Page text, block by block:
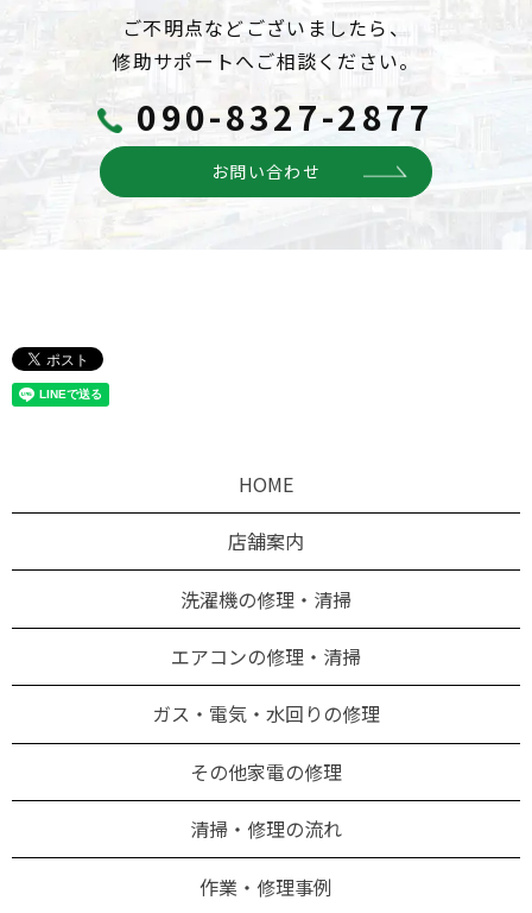
ご不明点などございましたら、
修助サポートへご相談ください。
090-8327-2877
お問い合わせ
HOME
店舗案内
洗濯機の修理・清掃
エアコンの修理・清掃
ガス・電気・水回りの修理
その他家電の修理
清掃・修理の流れ
作業・修理事例